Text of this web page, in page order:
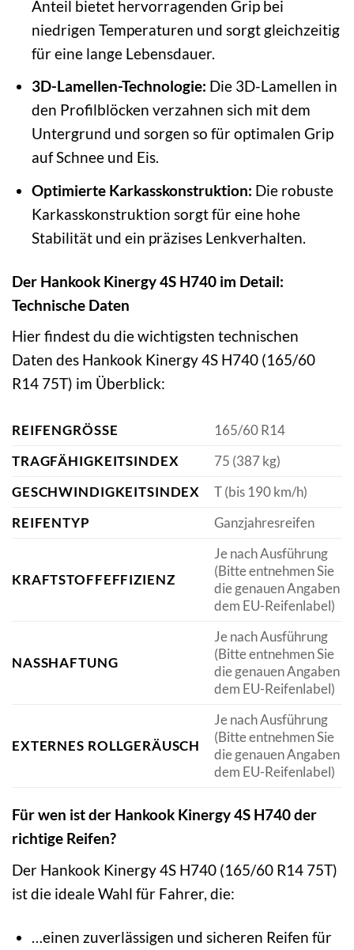
Anteil bietet hervorragenden Grip bei
niedrigen Temperaturen und sorgt gleichzeitig
für eine lange Lebensdauer.
3D-Lamellen-Technologie: Die 3D-Lamellen in
den Profilblöcken verzahnen sich mit dem
Untergrund und sorgen so für optimalen Grip
auf Schnee und Eis.
Optimierte Karkasskonstruktion: Die robuste
Karkasskonstruktion sorgt für eine hohe
Stabilität und ein präzises Lenkverhalten.
Der Hankook Kinergy 4S H740 im Detail:
Technische Daten
Hier findest du die wichtigsten technischen
Daten des Hankook Kinergy 4S H740 (165/60
R14 75T) im Überblick:
REIFENGRÖSSE
165/60 R14
TRAGFÄHIGKEITSINDEX
75 (387 kg)
GESCHWINDIGKEITSINDEX
T (bis 190 km/h)
REIFENTYP
Ganzjahresreifen
KRAFTSTOFFEFFIZIENZ
Je nach Ausführung
(Bitte entnehmen Sie
die genauen Angaben
dem EU-Reifenlabel)
NASSHAFTUNG
Je nach Ausführung
(Bitte entnehmen Sie
die genauen Angaben
dem EU-Reifenlabel)
EXTERNES ROLLGERÄUSCH
Je nach Ausführung
(Bitte entnehmen Sie
die genauen Angaben
dem EU-Reifenlabel)
Für wen ist der Hankook Kinergy 4S H740 der
richtige Reifen?
Der Hankook Kinergy 4S H740 (165/60 R14 75T)
ist die ideale Wahl für Fahrer, die:
…einen zuverlässigen und sicheren Reifen für